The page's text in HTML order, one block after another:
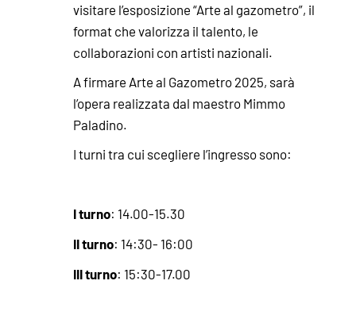
visitare l’esposizione “Arte al gazometro”, il
format che valorizza il talento, le
collaborazioni con artisti nazionali.
A firmare Arte al Gazometro 2025, sarà
l’opera realizzata dal maestro Mimmo
Paladino.
I turni tra cui scegliere l’ingresso sono:
I turno: 14.00-15.30
II turno: 14:30- 16:00
III turno: 15:30-17.00